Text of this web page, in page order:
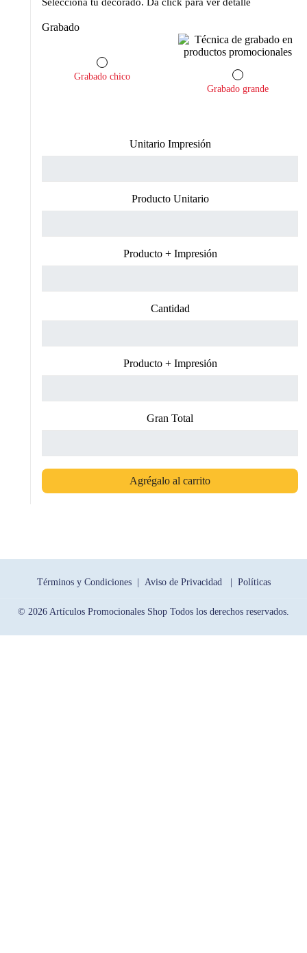
Selecciona tu decorado. Da click para ver detalle
Grabado
Grabado chico
Grabado grande
Unitario Impresión
Producto Unitario
Producto + Impresión
Cantidad
Producto + Impresión
Gran Total
Agrégalo al carrito
Términos y Condiciones | Aviso de Privacidad | Políticas
© 2026 Artículos Promocionales Shop Todos los derechos reservados.